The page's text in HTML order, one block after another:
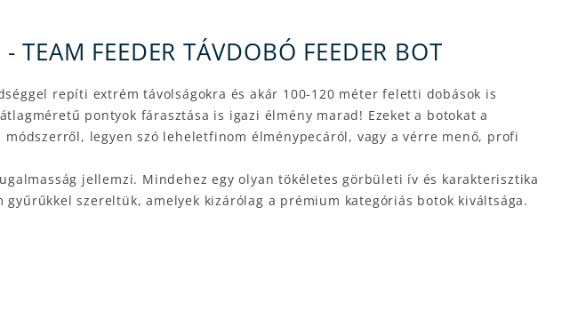
FEEDER TÁVDOBÓ FEEDER BOT
repíti extrém távolságokra és akár 100-120 méter feletti dobások is
pontyok fárasztása is igazi élmény marad! Ezeket a botokat a
legyen szó leheletfinom élménypecáról, vagy a vérre menő, profi
jellemzi. Mindehez egy olyan tökéletes görbületi ív és karakterisztika
szereltük, amelyek kizárólag a prémium kategóriás botok kiváltsága.